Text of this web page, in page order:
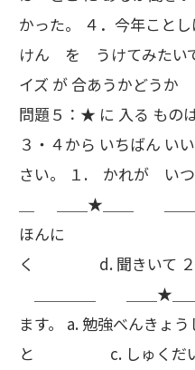
かった。 ４．今年こと
けん を うけてみたい
イズ が 合あうかどうか
問題５：★ に 入る もの
３・４から いちばん い
さい。 １. かれが い
＿ ＿＿★＿＿ ＿＿
ほんに b.
く d. 聞きいて ２．
＿＿＿＿ ＿＿★＿
ます。 a. 勉強べ
と c. しゅくだ